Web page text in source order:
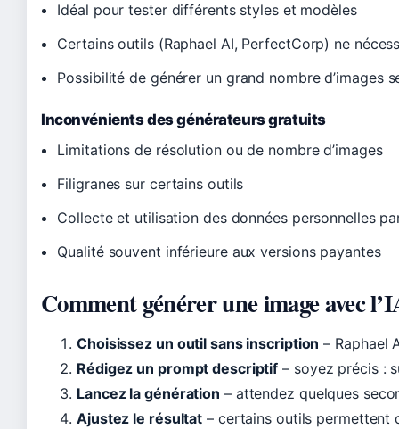
Idéal pour tester différents styles et modèles
Certains outils (Raphael AI, PerfectCorp) ne
Possibilité de générer un grand nombre d’images
Inconvénients des générateurs gratuits
Limitations de résolution ou de nombre d’images
Filigranes sur certains outils
Collecte et utilisation des données personnelles
Qualité souvent inférieure aux versions payantes
Comment générer une image avec
Choisissez un outil sans inscription – Raphael
Rédigez un prompt descriptif – soyez précis :
Lancez la génération – attendez quelques
Ajustez le résultat – certains outils permettent